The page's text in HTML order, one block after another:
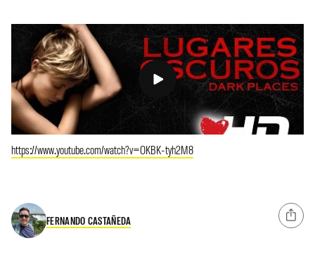
https://www.youtube.com/watch?v=OKBK-tyh2M8
FERNANDO CASTAÑEDA